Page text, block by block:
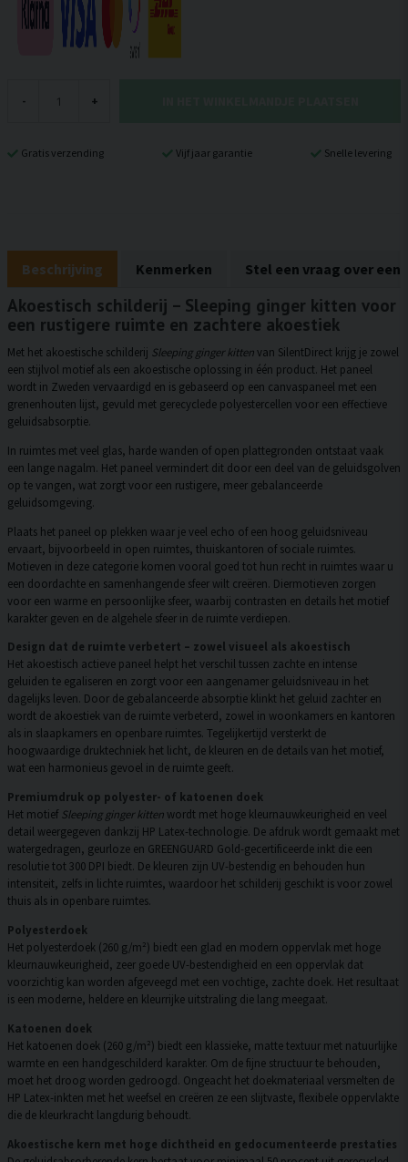
- +
Gratis verzending Vijf jaar garantie Snelle levering
Beschrijving Kenmerken Stel een vraag over een
Akoestisch schilderij – Sleeping ginger kitten voor
een rustigere ruimte en zachtere akoestiek
Met het akoestische schilderij Sleeping ginger kittenvan SilentDirect krijg je zowel
een stijlvol motief als een akoestische oplossing in één product. Het paneel
wordt in Zweden vervaardigd en is gebaseerd op een canvaspaneel met een
grenenhouten lijst, gevuld met gerecyclede polyestercellen voor een effectieve
geluidsabsorptie.
In ruimtes met veel glas, harde wanden of open plattegronden ontstaat vaak
een lange nagalm. Het paneel vermindert dit door een deel van de geluidsgolven
op te vangen, wat zorgt voor een rustigere, meer gebalanceerde
geluidsomgeving.
Plaats het paneel op plekken waar je veel echo of een hoog geluidsniveau
ervaart, bijvoorbeeld in open ruimtes, thuiskantoren of sociale ruimtes.
Motieven in deze categorie komen vooral goed tot hun recht in ruimtes waar u
een doordachte en samenhangende sfeer wilt creëren. Diermotieven zorgen
voor een warme en persoonlijke sfeer, waarbij contrasten en details het motief
karakter geven en de algehele sfeer in de ruimte verdiepen.
Design dat de ruimte verbetert – zowel visueel als akoestisch
Het akoestisch actieve paneel helpt het verschil tussen zachte en intense
geluiden te egaliseren en zorgt voor een aangenamer geluidsniveau in het
dagelijks leven. Door de gebalanceerde absorptie klinkt het geluid zachter en
wordt de akoestiek van de ruimte verbeterd, zowel in woonkamers en kantoren
als in slaapkamers en openbare ruimtes. Tegelijkertijd versterkt de
hoogwaardige druktechniek het licht, de kleuren en de details van het motief,
wat een harmonieus gevoel in de ruimte geeft.
Premiumdruk op polyester- of katoenen doek
Het motief Sleeping ginger kitten wordt met hoge kleurnauwkeurigheid en veel
detail weergegeven dankzij HP Latex-technologie. De afdruk wordt gemaakt met
watergedragen, geurloze en GREENGUARD Gold-gecertificeerde inkt die een
resolutie tot 300 DPI biedt. De kleuren zijn UV-bestendig en behouden hun
intensiteit, zelfs in lichte ruimtes, waardoor het schilderij geschikt is voor zowel
thuis als in openbare ruimtes.
Polyesterdoek
Het polyesterdoek (260 g/m²) biedt een glad en modern oppervlak met hoge
kleurnauwkeurigheid, zeer goede UV-bestendigheid en een oppervlak dat
voorzichtig kan worden afgeveegd met een vochtige, zachte doek. Het resultaat
is een moderne, heldere en kleurrijke uitstraling die lang meegaat.
Katoenen doek
Het katoenen doek (260 g/m²) biedt een klassieke, matte textuur met natuurlijke
warmte en een handgeschilderd karakter. Om de fijne structuur te behouden,
moet het droog worden gedroogd. Ongeacht het doekmateriaal versmelten de
HP Latex-inkten met het weefsel en creëren ze een slijtvaste, flexibele oppervlakte
die de kleurkracht langdurig behoudt.
Akoestische kern met hoge dichtheid en gedocumenteerde prestaties